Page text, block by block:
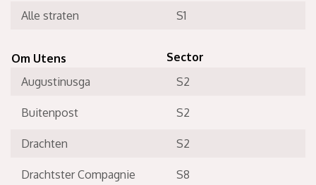
Alle straten
S1
Om Utens
Sector
Augustinusga
S2
Buitenpost S2
Drachten S2
Drachtster Compagnie S8